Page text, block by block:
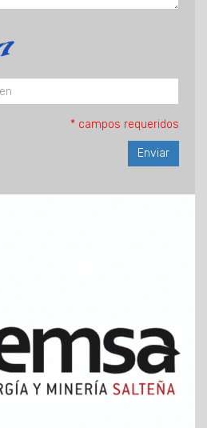
* campos requeridos